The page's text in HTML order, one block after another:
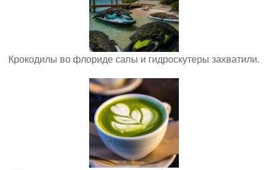
Крокодилы во флориде сапы и гидроскутеры захватили.